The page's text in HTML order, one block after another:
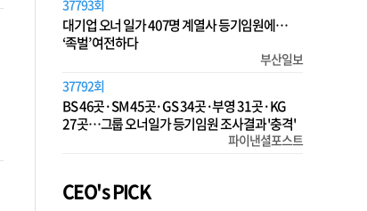
37793회
대기업 오너 일가 407명 계열사 등기임원에…
‘족벌’ 여전하다
부산일보
37792회
BS 46곳·SM 45곳·GS 34곳·부영 31곳·KG
27곳…그룹 오너일가 등기임원 조사결과 '충격'
파이낸셜포스트
CEO's PICK